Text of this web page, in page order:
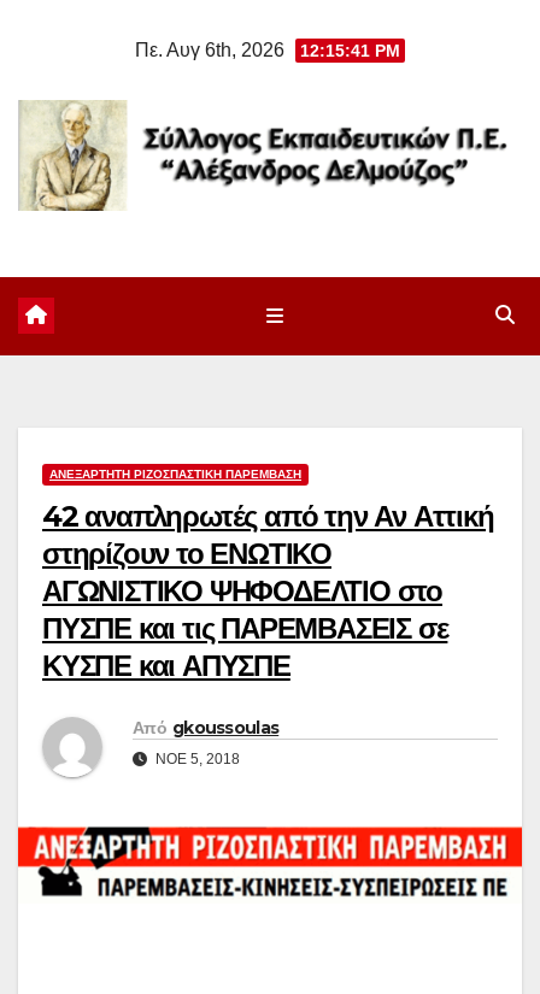
Πε. Αυγ 6th, 2026 12:15:42 PM
ΑΝΕΞΆΡΤΗΤΗ ΡΙΖΟΣΠΑΣΤΙΚΉ ΠΑΡΈΜΒΑΣΗ
42 αναπληρωτές από την Αν Αττική
στηρίζουν το ΕΝΩΤΙΚΟ
ΑΓΩΝΙΣΤΙΚΟ ΨΗΦΟΔΕΛΤΙΟ στο
ΠΥΣΠΕ και τις ΠΑΡΕΜΒΑΣΕΙΣ σε
ΚΥΣΠΕ και ΑΠΥΣΠΕ
Από gkoussoulas
ΝΟΈ 5, 2018